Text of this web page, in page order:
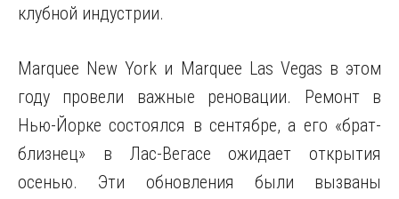
клубной индустрии.
Marquee New York и Marquee Las Vegas в этом
году провели важные реновации. Ремонт в
Нью-Йорке состоялся в сентябре, а его «брат-
близнец» в Лас-Вегасе ожидает открытия
осенью. Эти обновления были вызваны